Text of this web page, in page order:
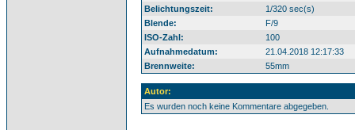
Belichtungszeit:
1/320 sec(s)
Blende:
F/9
ISO-Zahl:
100
Aufnahmedatum:
21.04.2018 12:17:33
Brennweite:
55mm
Autor:
Es wurden noch keine Kommentare abgegeben.